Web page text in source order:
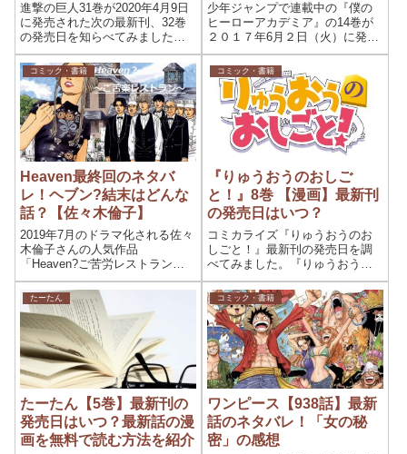
進撃の巨人31巻が2020年4月9日
に発売された次の最新刊、32巻
の発売日を知らべてみました。
進撃の巨人の立ち読みは・・...
少年ジャンプで連載中の『僕の
ヒーローアカデミア』の14巻が
２０１７年6月２日（火）に発売
されました次の最新コミック15
巻...
コミック・書籍
Heaven最終回のネタバ
レ！ヘブン?結末はどんな
話？【佐々木倫子】
2019年7月のドラマ化される佐々
木倫子さんの人気作品
「Heaven?ご苦労レストラン」
の最終回はどんな内容だった
か？内...
コミック・書籍
『りゅうおうのおしご
と！』8巻 【漫画】最新刊
の発売日はいつ？
コミカライズ『りゅうおうのお
しごと！』最新刊の発売日を調
べてみました。『りゅうおうの
おしごと！』は、白鳥士郎によ
る日本の...
たーたん
たーたん【5巻】最新刊の
発売日はいつ？最新話の漫
画を無料で読む方法を紹介
コミック・書籍
ワンピース【938話】最新
話のネタバレ！「女の秘
密」の感想